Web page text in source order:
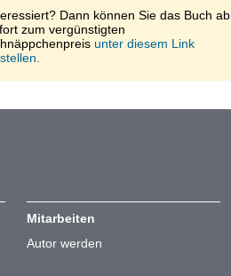
Dann können Sie das Buch ab
zum vergünstigten
unter diesem Link
Mitarbeiten
Autor werden